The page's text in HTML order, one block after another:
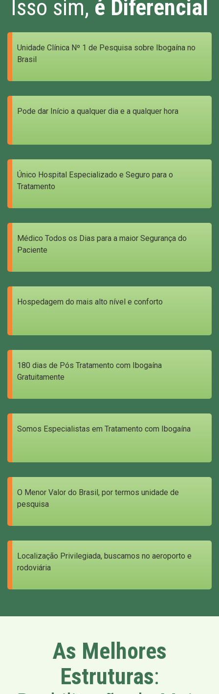
Isso sim, é Diferencial
Unidade Clínica Nº 1 de Pesquisa sobre Ibogaína no
Brasil
Pode dar Início a qualquer dia e a qualquer hora
Único Hospital Especializado e Seguro para o
Tratamento
Médico Todos os Dias para a maior Segurança do
Paciente
Hospedagem do mais alto nível e conforto
180 dias de Pós Tratamento com Ibogaína
Gratuitamente
Somos Especialistas em Tratamento com Ibogaína
O Menor Valor do Brasil, por termos unidade de
pesquisa
Localização Privilegiada, buscamos no aeroporto e
rodoviária
As Melhores
Estruturas: